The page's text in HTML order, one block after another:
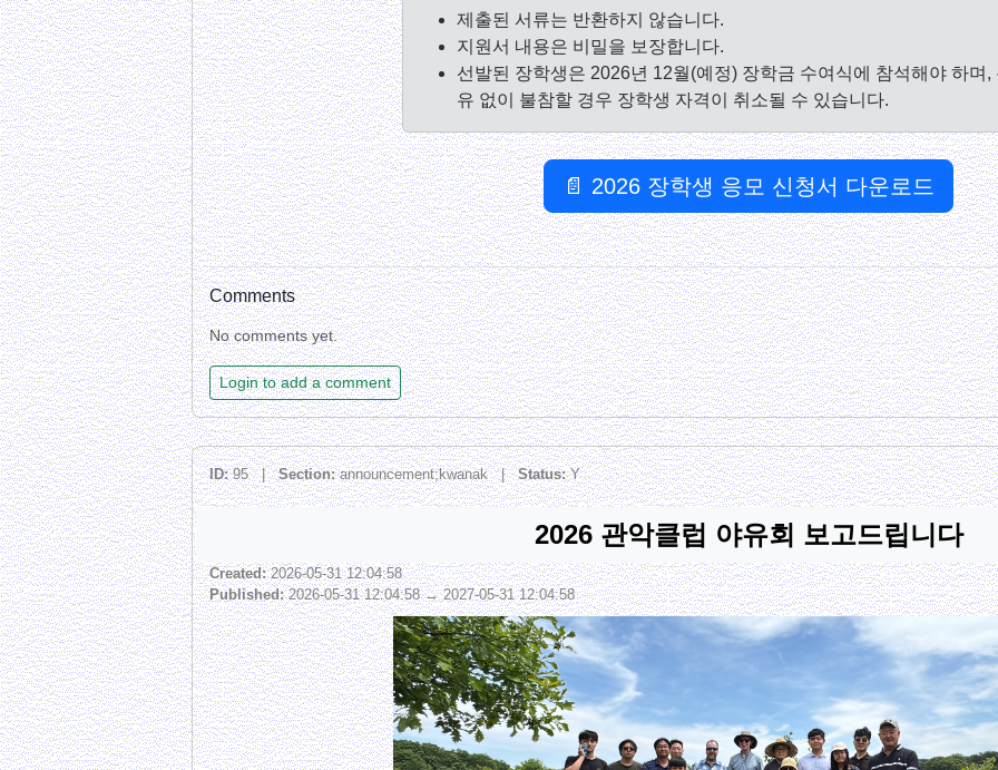
제출된 서류는 반환하지 않습니다.
지원서 내용은 비밀을 보장합니다.
선발된 장학생은 2026년 12월(예정) 장학금 수여식에 참석해야 하며,
유 없이 불참할 경우 장학생 자격이 취소될 수 있습니다.
📄 2026 장학생 응모 신청서 다운로드
Comments
No comments yet.
Login to add a comment
ID:95 |Section:announcement;kwanak |Status:Y
2026 관악클럽 야유회 보고드립니다
Created:2026-05-31 12:04:58
Published:2026-05-31 12:04:58 → 2027-05-31 12:04:58